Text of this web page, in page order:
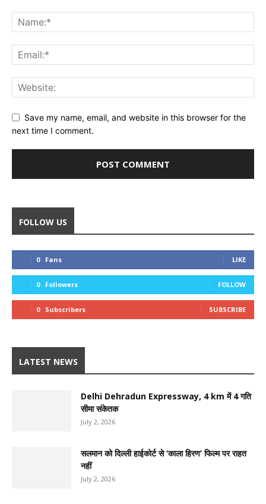
Save my name, email, and website in this browser for the
next time I comment.
FOLLOW US
0 Fans LIKE
0 Followers FOLLOW
0 Subscribers SUBSCRIBE
LATEST NEWS
Delhi Dehradun Expressway, 4 km में 4 गति
सीमा संकेतक
July 2, 2026
सलमान को दिल्ली हाईकोर्ट से ‘काला हिरण’ फिल्म पर राहत
नहीं
July 2, 2026